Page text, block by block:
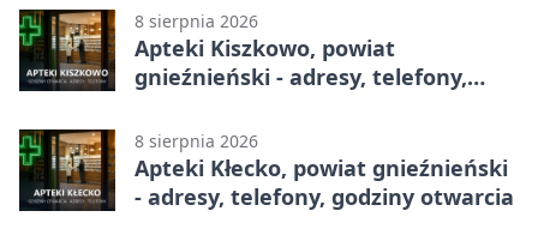
8 sierpnia 2026
Apteki Kiszkowo, powiat
gnieźnieński - adresy, telefony,
8 sierpnia 2026
Apteki Kłecko, powiat gnieźnieński
- adresy, telefony, godziny otwarcia